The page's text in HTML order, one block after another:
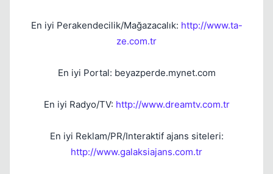
En iyi Perakendecilik/Mağazacalık: http://www.ta-
ze.com.tr
En iyi Portal: beyazperde.mynet.com
En iyi Radyo/TV: http://www.dreamtv.com.tr
En iyi Reklam/PR/Interaktif ajans siteleri:
http://www.galaksiajans.com.tr